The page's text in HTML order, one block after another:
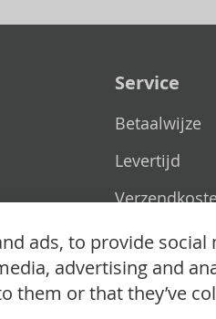
Service
Betaalwijze
Levertijd
Ruilen &
ads, to provide
advertising and
them or that they’ve